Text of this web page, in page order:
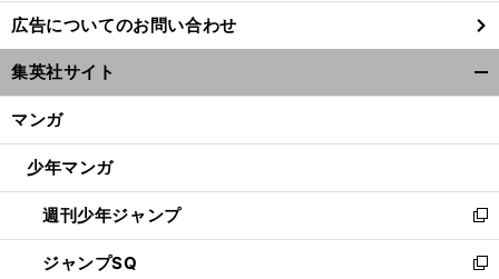
し
い
ウ
ィ
ン
ウ
開
く
広告についてのお問い合わせ
集英社サイト
マンガ
少年マンガ
週刊少年ジャンプ
新
し
い
ジャンプSQ
新